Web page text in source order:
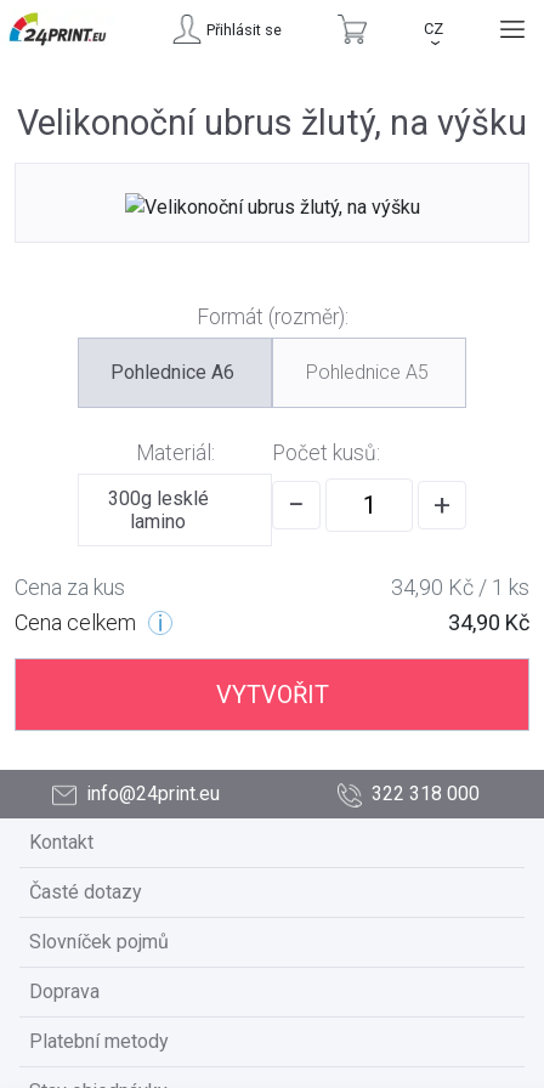
Přihlásit se CZ
›
Velikonoční ubrus žlutý, na výšku
Formát (rozměr):
Pohlednice A6 Pohlednice A5
Materiál:
300g lesklé
lamino
Počet kusů:
− +
Cena za kus
34,90 Kč / 1 ks
Cena celkem
34,90 Kč
VYTVOŘIT
info@24print.eu 322 318 000
Kontakt
Časté dotazy
Slovníček pojmů
Doprava
Platební metody